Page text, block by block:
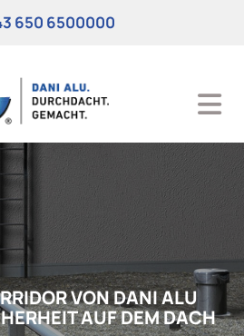
650 6500000
VON DANI ALU
AUF DEM DACH